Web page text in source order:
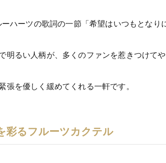
ハーツの歌詞の一節「希望はいつもとなり
るい人柄が、多くのファンを惹きつけてや
張を優しく緩めてくれる一軒です。
彩るフルーツカクテル